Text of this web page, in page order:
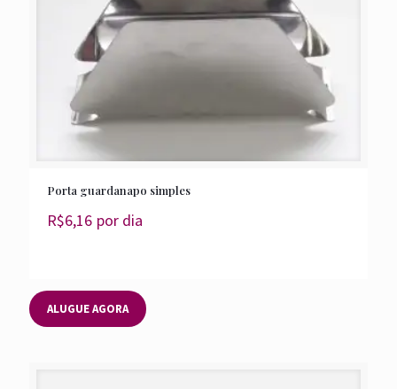
Porta guardanapo simples
R$6,16 por dia
ALUGUE AGORA